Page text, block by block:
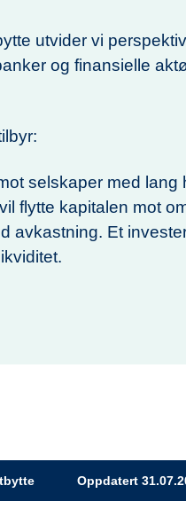
utvider vi
og finansielle
selskaper med
flytte kapitalen mot
avkastning. Et
Oppdatert